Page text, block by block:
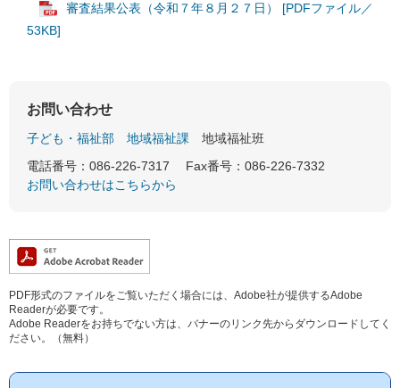
審査結果公表（令和７年８月２７日） [PDFファイル／
53KB]
お問い合わせ
子ども・福祉部 地域福祉課
地域福祉班
電話番号：086-226-7317
Fax番号：086-226-7332
お問い合わせはこちらから
PDF形式のファイルをご覧いただく場合には、Adobe社が提供するAdobe
Readerが必要です。
Adobe Readerをお持ちでない方は、バナーのリンク先からダウンロードしてく
ださい。（無料）